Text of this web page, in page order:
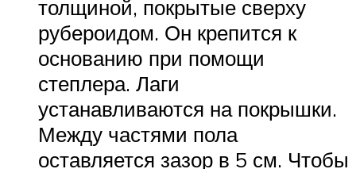
толщиной, покрытые сверху
рубероидом. Он крепится к
основанию при помощи
степлера. Лаги
устанавливаются на покрышки.
Между частями пола
оставляется зазор в 5 см. Чтобы